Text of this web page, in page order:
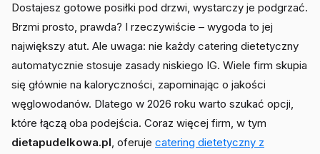
Dostajesz gotowe posiłki pod drzwi, wystarczy je podgrzać.
Brzmi prosto, prawda? I rzeczywiście – wygoda to jej
największy atut. Ale uwaga: nie każdy catering dietetyczny
automatycznie stosuje zasady niskiego IG. Wiele firm skupia
się głównie na kaloryczności, zapominając o jakości
węglowodanów. Dlatego w 2026 roku warto szukać opcji,
które łączą oba podejścia. Coraz więcej firm, w tym
dietapudelkowa.pl, oferuje catering dietetyczny z